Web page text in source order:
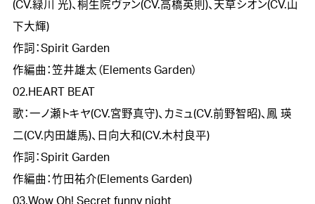
(CV.緑川 光)、桐生院ヴァン(CV.高橋英則)、天草シオン(CV.山
下大輝)
作詞：Spirit Garden
作編曲：笠井雄太（Elements Garden）
02.HEART BEAT
歌：一ノ瀬トキヤ(CV.宮野真守)、カミュ(CV.前野智昭)、鳳 瑛
二(CV.内田雄馬)、日向大和(CV.木村良平)
作詞：Spirit Garden
作編曲：竹田祐介(Elements Garden)
03.Wow Oh! Secret funny night